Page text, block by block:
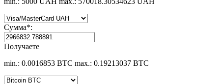
Сумма*:
Получаете
min.: 0.0016853 BTC max.: 0.19213037 BTC